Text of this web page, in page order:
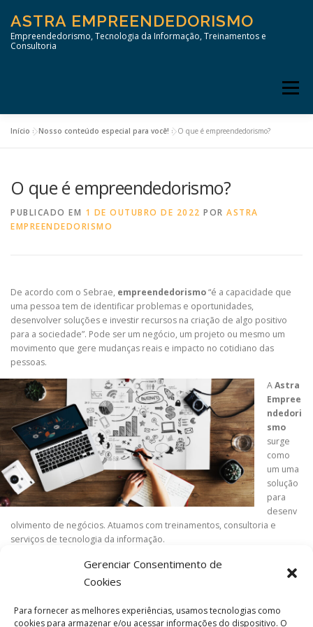
Gerenciar Consentimento de
Cookies
Para fornecer as melhores experiências, usamos tecnologias como
cookies para armazenar e/ou acessar informações do dispositivo. O
para
conteúdo
ASTRA EMPREENDEDORISMO
Empreendedorismo, Tecnologia da Informação, Treinamentos e
Consultoria
Menu
Início »Nosso conteúdo especial para você! »O que é empreendedorismo?
O que é empreendedorismo?
PUBLICADO EM 1 DE OUTUBRO DE 2022 POR ASTRA
EMPREENDEDORISMO
De acordo com o Sebrae, empreendedorismo“é a capacidade que
uma pessoa tem de identificar problemas e oportunidades,
desenvolver soluções e investir recursos na criação de algo positivo
para a sociedade”. Pode ser um negócio, um projeto ou mesmo um
movimento que gere mudanças reais e impacto no cotidiano das
pessoas.
AAstra
Empree
ndedori
smo
surge
como
um uma
solução
para
desenv
olvimento de negócios. Atuamos com treinamentos, consultoria e
serviços de tecnologia da informação.
Conheça as nossas soluções!